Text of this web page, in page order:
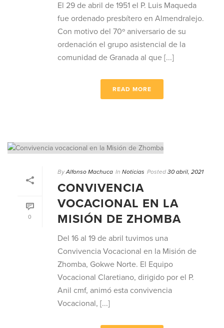
El 29 de abril de 1951 el P. Luis Maqueda
fue ordenado presbítero en Almendralejo.
Con motivo del 70º aniversario de su
ordenación el grupo asistencial de la
comunidad de Granada al que [...]
READ MORE
0
By Alfonso Machuca In Noticias Posted 30 abril, 2021
CONVIVENCIA
VOCACIONAL EN LA
MISIÓN DE ZHOMBA
Del 16 al 19 de abril tuvimos una
Convivencia Vocacional en la Misión de
Zhomba, Gokwe Norte. El Equipo
Vocacional Claretiano, dirigido por el P.
Anil cmf, animó esta convivencia
Vocacional, [...]